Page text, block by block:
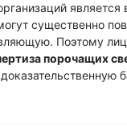
существенно
Поэтому
порочащих